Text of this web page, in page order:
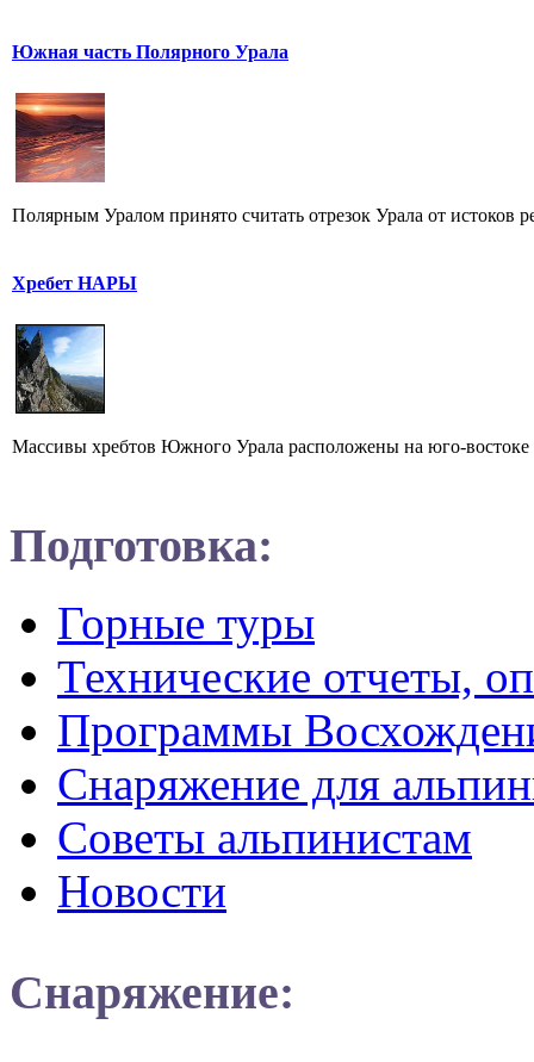
Южная часть Полярного Урала
Полярным Уралом принято считать отрезок Урала от истоков
Хребет НАРЫ
Массивы хребтов Южного Урала расположены на юго-востоке
Подготовка:
Горные туры
Технические отчеты,
Программы
Снаряжение для
Советы альпинистам
Новости
Снаряжение: